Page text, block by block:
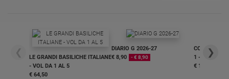
giovani
Bioetica
❮
LE GRANDI BASILICHE ITALIANE
- VOL DA 1 AL 5
€ 64,50
DIARIO G 2026-27
€ 8,90
- € 8,90
COLLANA
1 - 2
€ 18,50
❯